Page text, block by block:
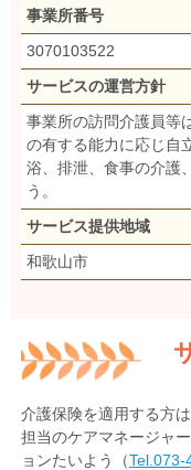
事業所番号
3070103522
サービスの運営方針
事業所の訪問介護員等
の有する能力に応じ自
浴、排泄、食事の介護
う。
サービス提供地域
和歌山市
介護保険を適用する方
担当のケアマネージャ
ョンたいよう（Tel.073-